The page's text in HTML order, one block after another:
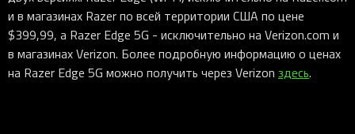
и в магазинах Razer по всей территории США по цене
$399,99, а Razer Edge 5G - исключительно на Verizon.com и
в магазинах Verizon. Более подробную информацию о ценах
на Razer Edge 5G можно получить через Verizon здесь.